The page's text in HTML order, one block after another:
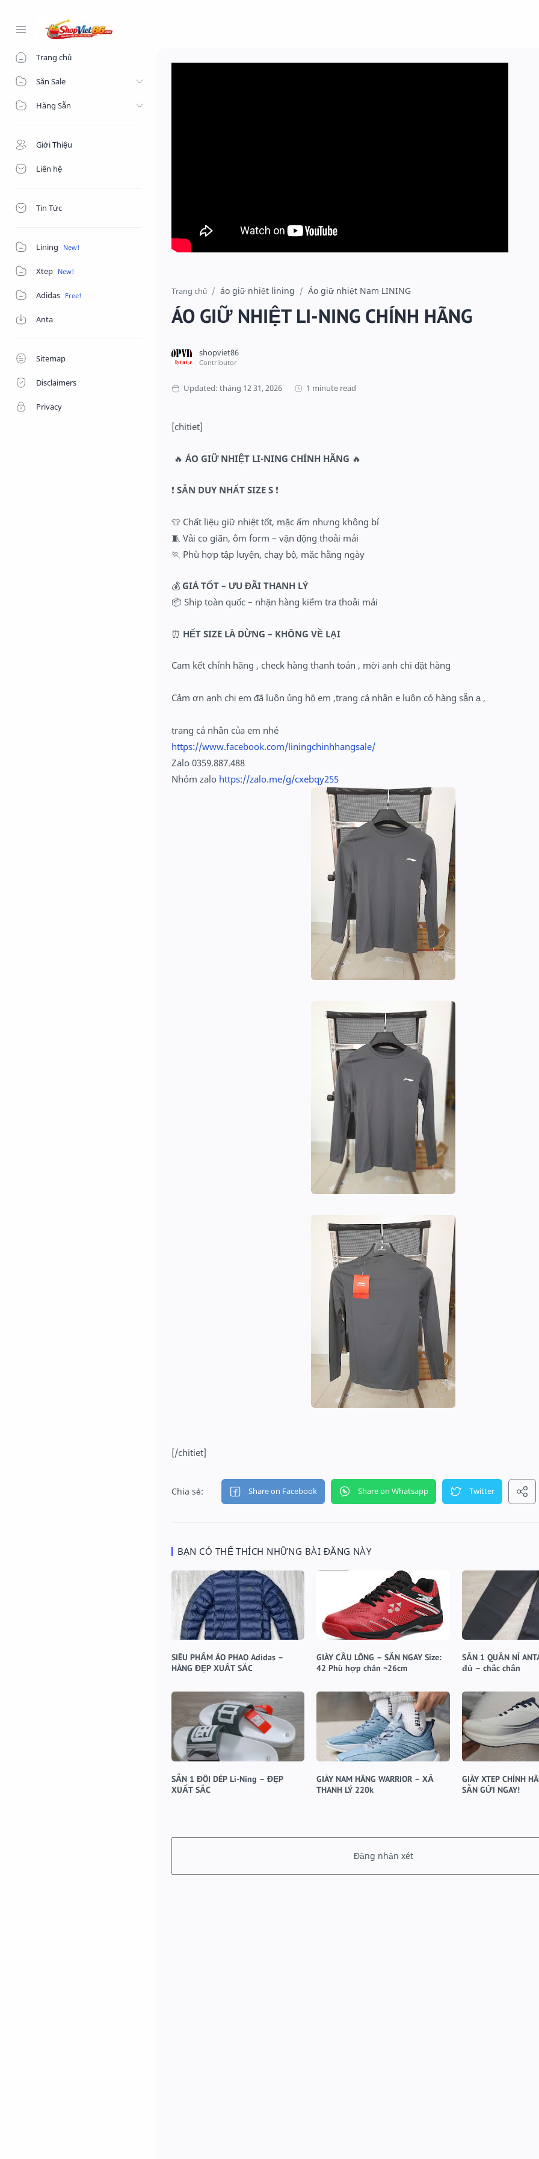
Trang chủ
Săn Sale
Hàng Sẵn
Giới Thiệu
Liên hệ
Tin Tức
Lining
Xtep
Adidas
Anta
Sitemap
Disclaimers
Privacy
Trang chủ áo giữ nhiệt lining Áo giữ nhiệt Nam LINING
ÁO GIỮ NHIỆT LI-NING CHÍNH HÃNG
1 minute read
[chitiet]
🔥 ÁO GIỮ NHIỆT LI-NING CHÍNH HÃNG 🔥
❗ SẴN DUY NHẤT SIZE S ❗
👕 Chất liệu giữ nhiệt tốt, mặc ấm nhưng không bí
🧵 Vải co giãn, ôm form – vận động thoải mái
🏃 Phù hợp tập luyện, chạy bộ, mặc hằng ngày
💰 GIÁ TỐT – ƯU ĐÃI THANH LÝ
📦 Ship toàn quốc – nhận hàng kiểm tra thoải mái
⏰ HẾT SIZE LÀ DỪNG – KHÔNG VỀ LẠI
Cam kết chính hãng , check hàng thanh toán , mời anh chi đặt hàng
Cảm ơn anh chị em đã luôn ủng hộ em ,trang cá nhân e luôn có hàng sẵn ạ ,
trang cá nhân của em nhé
https://www.facebook.com/liningchinhhangsale/
Zalo 0359.887.488
Nhóm zalo https://zalo.me/g/cxebqy255
[/chitiet]
BẠN CÓ THỂ THÍCH NHỮNG BÀI ĐĂNG NÀY
SIÊU PHẨM ÁO PHAO Adidas –
HÀNG ĐẸP XUẤT SẮC
GIÀY CẦU LÔNG – SẴN NGAY Size:
42 Phù hợp chân ~26cm
SẴN 1 QUẦN NỈ
đủ – chắc chắn
SẴN 1 ĐÔI DÉP Li-Ning – ĐẸP
XUẤT SẮC
GIÀY NAM HÃNG WARRIOR – XẢ
THANH LÝ 220k
GIÀY XTEP CHÍNH
SẴN GỬI NGAY!